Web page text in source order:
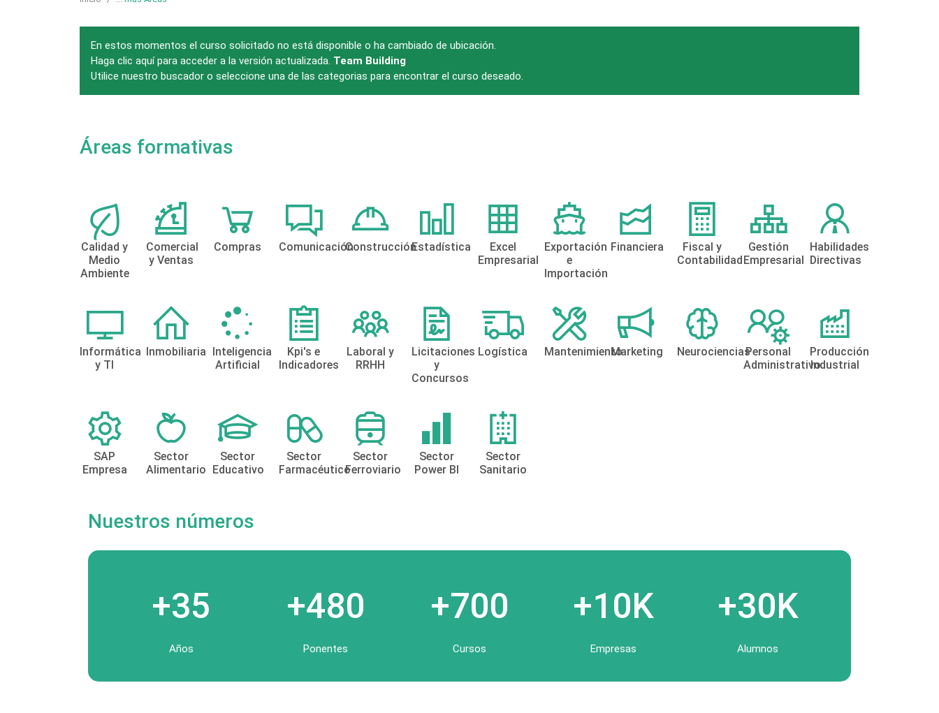
En estos momentos el curso solicitado no está disponible o ha cambiado de ubicación.
Haga clic aquí para acceder a la versión actualizada. Team Building
Utilice nuestro buscador o seleccione una de las categorias para encontrar el curso deseado.
Áreas formativas
Calidad y
Medio
Ambiente
Comercial
y Ventas
Compras ComunicaciónConstrucciónEstadística
Excel
Empresarial
Exportación
e
Importación
Financiera
Fiscal y
Contabilidad
Gestión
Empresarial
Habilidades
Directivas
Informática
y TI
Inmobiliaria Inteligencia
Artificial
Kpi's e
Indicadores
Laboral y
RRHH
Licitaciones
y
Concursos
Logística MantenimientoMarketing NeurocienciasPersonal
Administrativo
Producción
Industrial
SAP
Empresa
Sector
Alimentario
Sector
Educativo
Sector
Farmacéutico
Sector
Ferroviario
Sector
Power BI
Sector
Sanitario
Nuestros números
+35
Años
+480
Ponentes
+700
Cursos
+10K
Empresas
+30K
Alumnos